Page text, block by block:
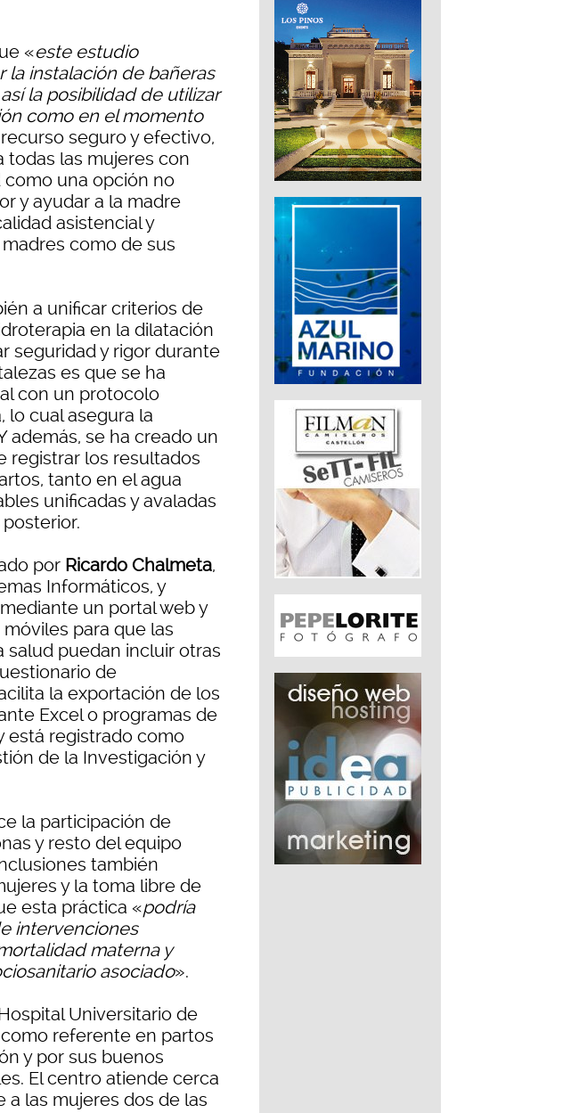
«este estudio
la instalación de bañeras
la posibilidad de utilizar
como en el momento
seguro y efectivo,
todas las mujeres con
una opción no
y ayudar a la madre
asistencial y
como de sus
a unificar criterios de
en la dilatación
seguridad y rigor durante
es que se ha
con un protocolo
lo cual asegura la
además, se ha creado un
registrar los resultados
tanto en el agua
unificadas y avaladas
por Ricardo Chalmeta,
Informáticos, y
un portal web y
para que las
salud puedan incluir otras
de
la exportación de los
Excel o programas de
está registrado como
de la Investigación y
la participación de
y resto del equipo
también
y la toma libre de
esta práctica «podría
intervenciones
materna y
asociado».
Universitario de
referente en partos
y por sus buenos
El centro atiende cerca
a las mujeres dos de las